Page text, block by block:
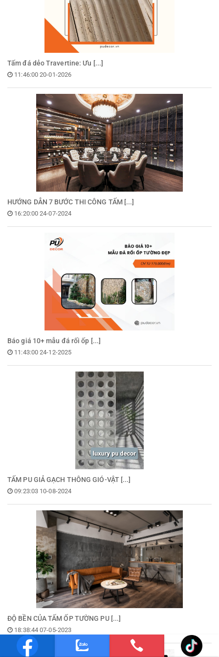
Tấm đá dẻo Travertine: Ưu [...]
11:46:00 20-01-2026
HƯỚNG DẪN 7 BƯỚC THI CÔNG TẤM [...]
16:20:00 24-07-2024
Báo giá 10+ mẫu đá rối ốp [...]
11:43:00 24-12-2025
TẤM PU GIẢ GẠCH THÔNG GIÓ-VẬT [...]
09:23:03 10-08-2024
ĐỘ BỀN CỦA TẤM ỐP TƯỜNG PU [...]
18:38:44 07-05-2023